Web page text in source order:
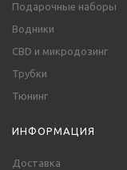
Подарочные наборы
Водники
CBD и микродозинг
Трубки
Тюнинг
ИНФОРМАЦИЯ
Доставка